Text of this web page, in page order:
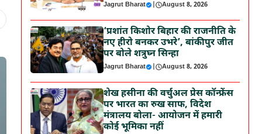
Jagrut Bharat | August 8, 2026
‘प्रशांत किशोर बिहार की राजनीति के
नए हीरो बनकर उभरे’, बांकीपुर जीत
पर बोले शत्रुघ्न सिन्हा
Jagrut Bharat | August 8, 2026
शेख हसीना की वर्चुअल प्रेस कॉन्फ्रेंस
पर भारत का रुख साफ, विदेश
मंत्रालय बोला- आयोजन में हमारी
कोई भूमिका नहीं